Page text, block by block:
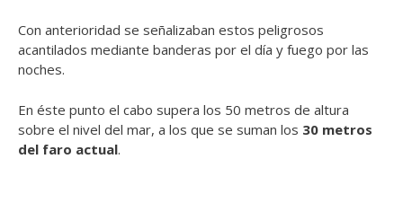
Con anterioridad se señalizaban estos peligrosos
acantilados mediante banderas por el día y fuego por las
noches.
En éste punto el cabo supera los 50 metros de altura
sobre el nivel del mar, a los que se suman los 30 metros
del faro actual.